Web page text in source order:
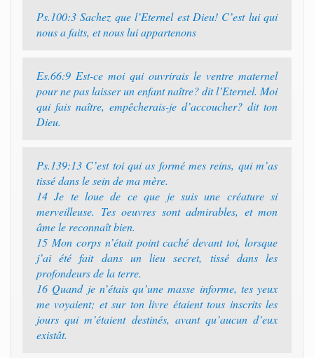
Ps.100:3 Sachez que l’Eternel est Dieu! C’est lui qui
nous a faits, et nous lui appartenons
Es.66:9 Est-ce moi qui ouvrirais le ventre maternel
pour ne pas laisser un enfant naître? dit l’Eternel. Moi
qui fais naître, empêcherais-je d’accoucher? dit ton
Dieu.
Ps.139:13 C’est toi qui as formé mes reins, qui m’as
tissé dans le sein de ma mère.
14 Je te loue de ce que je suis une créature si
merveilleuse. Tes oeuvres sont admirables, et mon
âme le reconnaît bien.
15 Mon corps n’était point caché devant toi, lorsque
j’ai été fait dans un lieu secret, tissé dans les
profondeurs de la terre.
16 Quand je n’étais qu’une masse informe, tes yeux
me voyaient; et sur ton livre étaient tous inscrits les
jours qui m’étaient destinés, avant qu’aucun d’eux
existât.